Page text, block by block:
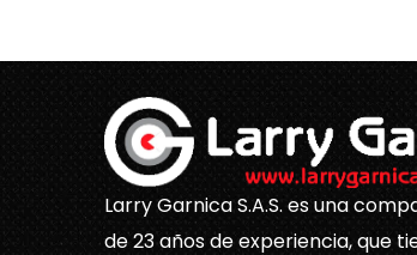
Larry Garnica S.A.S. es una
de 23 años de experiencia, que